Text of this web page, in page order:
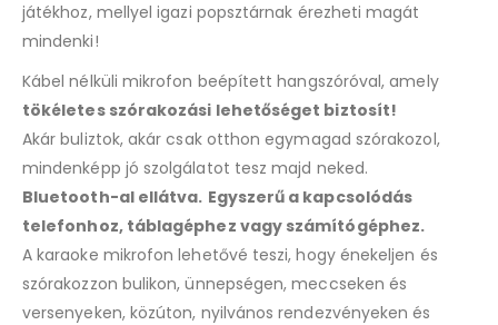
játékhoz, mellyel igazi popsztárnak érezheti magát
mindenki!
Kábel nélküli mikrofon beépített hangszóróval, amely
tökéletes szórakozási lehetőséget biztosít!
Akár buliztok, akár csak otthon egymagad szórakozol,
mindenképp jó szolgálatot tesz majd neked.
Bluetooth-al ellátva. Egyszerű a kapcsolódás
telefonhoz, táblagéphez vagy számítógéphez.
A karaoke mikrofon lehetővé teszi, hogy énekeljen és
szórakozzon bulikon, ünnepségen, meccseken és
versenyeken, közúton, nyilvános rendezvényeken és